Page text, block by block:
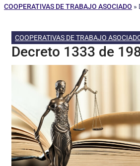
COOPERATIVAS DE TRABAJO ASOCIADO »
COOPERATIVAS DE TRABAJO
Decreto 1333 de